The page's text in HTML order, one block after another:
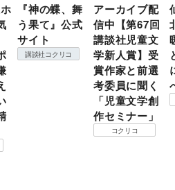
『神の蝶、舞
う果て』公式
サイト
講談社コクリコ
アーカイブ配
信中【第67回
講談社児童文
学新人賞】受
賞作家と前選
考委員に聞く
「児童文学創
作セミナー」
コクリコ